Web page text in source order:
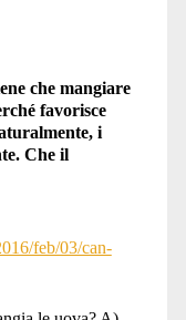
che mangiare
favorisce
i
Che il
feb/03/can-